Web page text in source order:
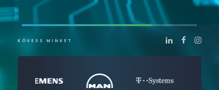
KÖVESS MINKET